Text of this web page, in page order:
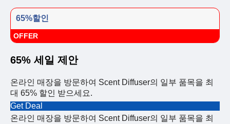
65%할인
OFFER
65% 세일 제안
온라인 매장을 방문하여 Scent Diffuser의 일부 품목을 최
대 65% 할인 받으세요.
Get Deal
온라인 매장을 방문하여 Scent Diffuser의 일부 품목을 최